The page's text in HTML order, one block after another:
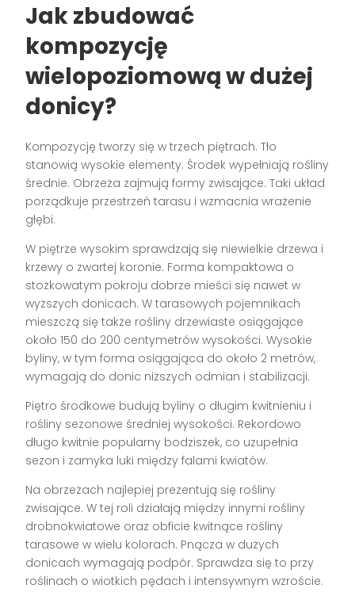
Jak zbudować
kompozycję
wielopoziomową w dużej
donicy?
Kompozycję tworzy się w trzech piętrach. Tło
stanowią wysokie elementy. Środek wypełniają rośliny
średnie. Obrzeża zajmują formy zwisające. Taki układ
porządkuje przestrzeń tarasu i wzmacnia wrażenie
głębi.
W piętrze wysokim sprawdzają się niewielkie drzewa i
krzewy o zwartej koronie. Forma kompaktowa o
stożkowatym pokroju dobrze mieści się nawet w
wyższych donicach. W tarasowych pojemnikach
mieszczą się także rośliny drzewiaste osiągające
około 150 do 200 centymetrów wysokości. Wysokie
byliny, w tym forma osiągająca do około 2 metrów,
wymagają do donic niższych odmian i stabilizacji.
Piętro środkowe budują byliny o długim kwitnieniu i
rośliny sezonowe średniej wysokości. Rekordowo
długo kwitnie popularny bodziszek, co uzupełnia
sezon i zamyka luki między falami kwiatów.
Na obrzeżach najlepiej prezentują się rośliny
zwisające. W tej roli działają między innymi rośliny
drobnokwiatowe oraz obficie kwitnące rośliny
tarasowe w wielu kolorach. Pnącza w dużych
donicach wymagają podpór. Sprawdza się to przy
roślinach o wiotkich pędach i intensywnym wzroście.